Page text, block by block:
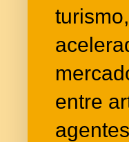
entre